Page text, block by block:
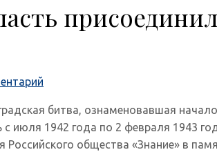
битва, ознаменовавшая
июля 1942 года по 2 февраля 1943
Российского общества «Знание» в